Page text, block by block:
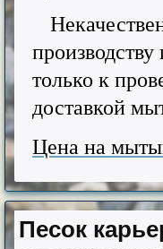
только к
доставкой
Цена на
Песок